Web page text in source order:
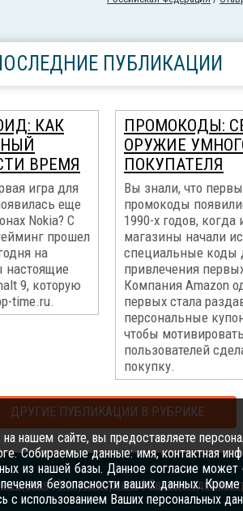
ПУБЛИКАЦИИ
КАК
ВРЕМЯ
игра для
еще
Nokia? С
прошел
на
настоящие
9, которую
time.ru.
ПРОМОКОДЫ:
ОРУЖИЕ
ПОКУПАТЕЛЯ
Вы знали, что
промокоды
1990-х годов, когда
магазины начали
специальные коды
привлечения
Компания Amazon
первых стала
персональные
чтобы мотивировать
пользователей
покупку.
ДРУГИЕ ПУБЛИКАЦИИ В РУБРИКЕ
|Услуги портала|Связь с
сайте, вы предоставляете
Собираемые данные: имя, контактная
из нашей базы. Данное согласие
безопасности ваших данных.
использованием Ваших персональных